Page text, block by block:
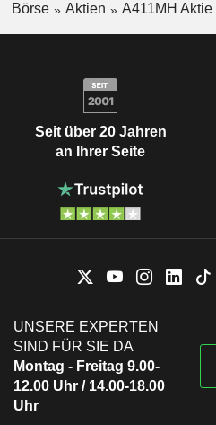
Börse Aktien A411MH Aktie
Seit über 20 Jahren
an Ihrer Seite
UNSERE EXPERTEN
SIND FÜR SIE DA
Montag - Freitag 9.00-
12.00 Uhr / 14.00-18.00
Uhr